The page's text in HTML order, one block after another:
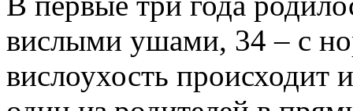
вислыми ушами, 34 – с
вислоухость происходит